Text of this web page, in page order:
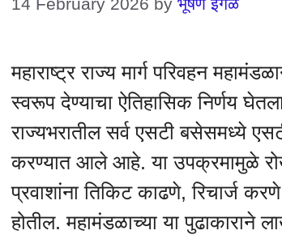
महाराष्ट्र राज्य मार्ग परिवहन
स्वरूप देण्याचा ऐतिहासिक निर्णय
राज्यभरातील सर्व एसटी बसेसमध्ये
करण्यात आले आहे. या उपक्रमामुळे
प्रवाशांना तिकिट काढणे, रिचार्ज
होतील. महामंडळाच्या या पुढाकाराने